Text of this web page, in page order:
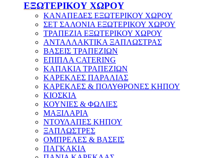
ΕΞΩΤΕΡΙΚΟΥ ΧΩΡΟΥ
ΚΑΝΑΠΕΔΕΣ ΕΞΩΤΕΡΙΚΟΥ ΧΩΡΟΥ
ΣΕΤ ΣΑΛΟΝΙΑ ΕΞΩΤΕΡΙΚΟΥ ΧΩΡΟΥ
ΤΡΑΠΕΖΙΑ ΕΞΩΤΕΡΙΚΟΥ ΧΩΡΟΥ
ΑΝΤΑΛΛΑΚΤΙΚΑ ΞΑΠΛΩΣΤΡΑΣ
ΒΑΣΕΙΣ ΤΡΑΠΕΖΙΩΝ
ΕΠΙΠΛΑ CATERING
ΚΑΠΑΚΙΑ ΤΡΑΠΕΖΙΩΝ
ΚΑΡΕΚΛΕΣ ΠΑΡΑΛΙΑΣ
ΚΑΡΕΚΛΕΣ & ΠΟΛΥΘΡΟΝΕΣ ΚΗΠΟΥ
ΚΙΟΣΚΙΑ
ΚΟΥΝΙΕΣ & ΦΩΛΙΕΣ
ΜΑΞΙΛΑΡΙΑ
ΝΤΟΥΛΑΠΕΣ ΚΗΠΟΥ
ΞΑΠΛΩΣΤΡΕΣ
ΟΜΠΡΕΛΕΣ & ΒΑΣΕΙΣ
ΠΑΓΚΑΚΙΑ